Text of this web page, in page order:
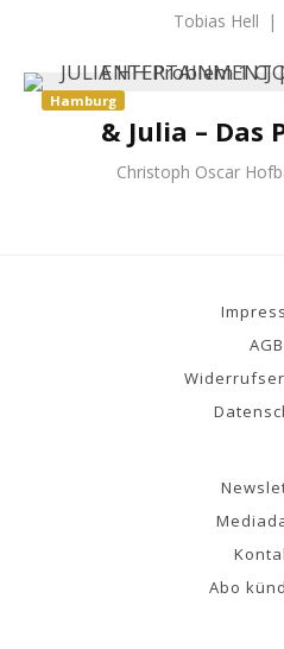
Tobias Hell |
Hamburg
& Julia – Das
Christoph Oscar
AGB
Abo